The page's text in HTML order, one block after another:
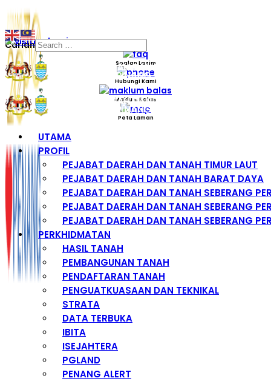
Carian
Soalan Lazim
Hubungi Kami
Maklum Balas
Peta Laman
UTAMA
PROFIL
PEJABAT DAERAH DAN TANAH TIMUR LAUT
PEJABAT DAERAH DAN TANAH BARAT DAYA
PEJABAT DAERAH DAN TANAH SEBERANG
PEJABAT DAERAH DAN TANAH SEBERANG
PEJABAT DAERAH DAN TANAH SEBERANG
PERKHIDMATAN
HASIL TANAH
PEMBANGUNAN TANAH
PENDAFTARAN TANAH
PENGUATKUASAAN DAN TEKNIKAL
STRATA
DATA TERBUKA
IBITA
ISEJAHTERA
PGLAND
PENANG ALERT